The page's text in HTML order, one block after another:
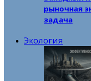
рыночная
задача
Экология